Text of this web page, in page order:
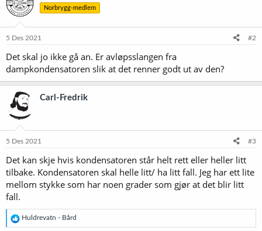
Norbrygg-medlem
5 Des 2021 #2
Det skal jo ikke gå an. Er avløpsslangen fra
dampkondensatoren slik at det renner godt ut av den?
Carl-Fredrik
5 Des 2021 #3
Det kan skje hvis kondensatoren står helt rett eller heller litt
tilbake. Kondensatoren skal helle litt/ ha litt fall. Jeg har ett lite
mellom stykke som har noen grader som gjør at det blir litt
fall.
R
e
Huldrevatn - Bård